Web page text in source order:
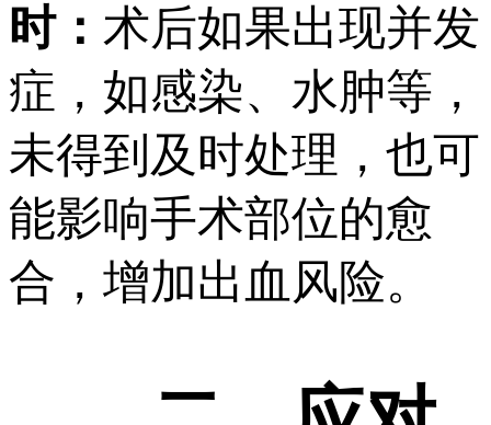
时： 术后如果出现并发
症，如感染、水肿等，
未得到及时处理，也可
能影响手术部位的愈
合，增加出血风险。